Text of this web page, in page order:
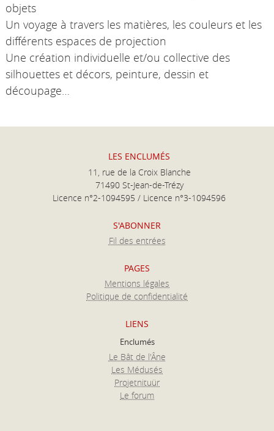
objets
Un voyage à travers les matières, les couleurs et les
différents espaces de projection
Une création individuelle et/ou collective des
silhouettes et décors, peinture, dessin et
découpage…
LES ENCLUMÉS
11, rue de la Croix Blanche
71490 St-Jean-de-Trézy
Licence n°2-1094595 / Licence n°3-1094596
S'ABONNER
Fil des entrées
PAGES
Mentions légales
Politique de confidentialité
LIENS
Enclumés
Le Bât de l'Âne
Les Médusés
Projetnituür
Le forum